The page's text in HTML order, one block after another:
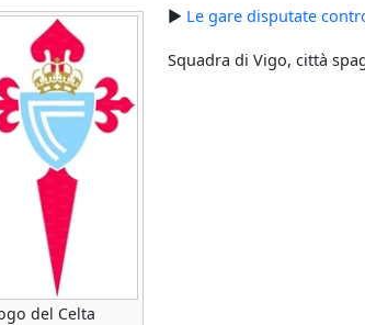
del Celta
► Le gare disputate
Squadra di Vigo, città